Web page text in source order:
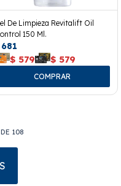
De Limpieza Revitalift Oil
150 Ml.
681
$ 579 $ 579
108